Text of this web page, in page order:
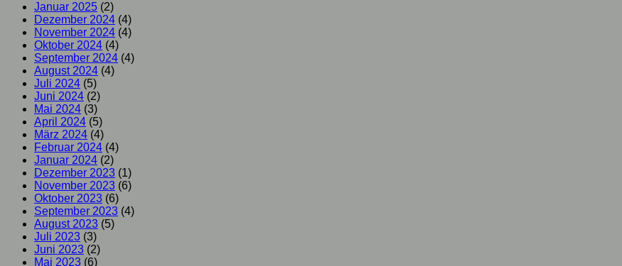
Januar 2025 (2)
Dezember 2024 (4)
November 2024 (4)
Oktober 2024 (4)
September 2024 (4)
August 2024 (4)
Juli 2024 (5)
Juni 2024 (2)
Mai 2024 (3)
April 2024 (5)
März 2024 (4)
Februar 2024 (4)
Januar 2024 (2)
Dezember 2023 (1)
November 2023 (6)
Oktober 2023 (6)
September 2023 (4)
August 2023 (5)
Juli 2023 (3)
Juni 2023 (2)
Mai 2023 (6)